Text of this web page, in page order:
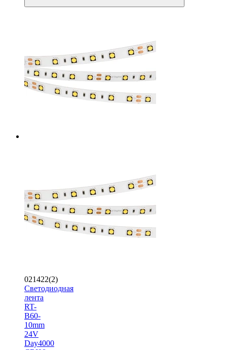
021422(2)
Светодиодная
лента
RT-
B60-
10mm
24V
Day4000